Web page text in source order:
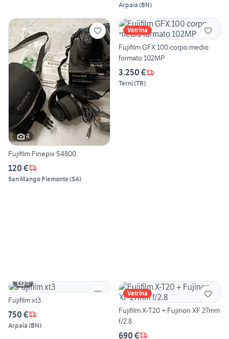
Arpaia (BN)
4
Fujifilm Finepix S4800
120 €
San Mango Piemonte(SA)
Vetrina
Fujifilm GFX 100 corpo medio
formato 102MP
3.250 €
Terni(TR)
6
Fujifilm xt3
750 €
Arpaia (BN)
Vetrina
Fujifilm X-T20 + Fujinon XF 27mm
f/2.8
690 €